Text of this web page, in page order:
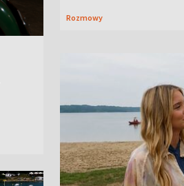
Rozmowy